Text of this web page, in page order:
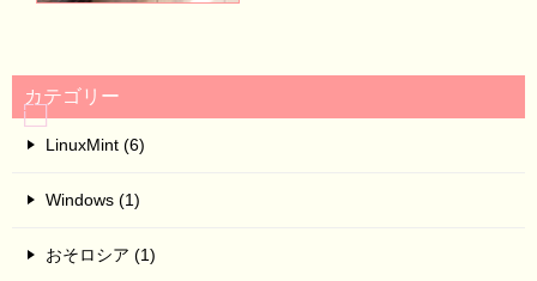
カテゴリー
LinuxMint (6)
Windows (1)
おそロシア (1)